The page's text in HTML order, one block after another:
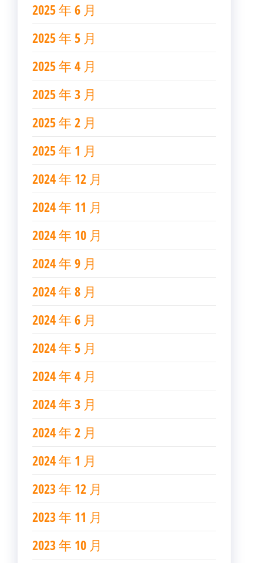
2025 年 6 月
2025 年 5 月
2025 年 4 月
2025 年 3 月
2025 年 2 月
2025 年 1 月
2024 年 12 月
2024 年 11 月
2024 年 10 月
2024 年 9 月
2024 年 8 月
2024 年 6 月
2024 年 5 月
2024 年 4 月
2024 年 3 月
2024 年 2 月
2024 年 1 月
2023 年 12 月
2023 年 11 月
2023 年 10 月